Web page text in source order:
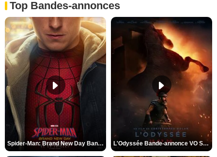
Top Bandes-annonces
Spider-Man: Brand New Day Bande-annonce VO STFR L'Odyssée Bande-annonce VO STFR